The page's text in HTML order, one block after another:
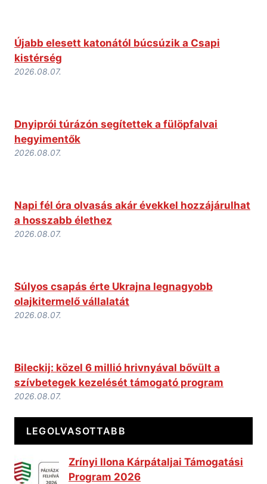
Újabb elesett katonától búcsúzik a Csapi
kistérség
2026.08.07.
Dnyiprói túrázón segítettek a fülöpfalvai
hegyimentők
2026.08.07.
Napi fél óra olvasás akár évekkel hozzájárulhat
a hosszabb élethez
2026.08.07.
Súlyos csapás érte Ukrajna legnagyobb
olajkitermelő vállalatát
2026.08.07.
Bileckij: közel 6 millió hrivnyával bővült a
szívbetegek kezelését támogató program
2026.08.07.
LEGOLVASOTTABB
Zrínyi Ilona Kárpátaljai Támogatási
Program 2026